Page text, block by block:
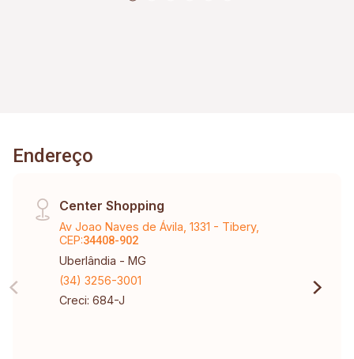
Endereço
Center Shopping
Av Joao Naves de Ávila, 1331 - Tibery,
CEP:34408-902
Uberlândia - MG
(34) 3256-3001
Creci: 684-J